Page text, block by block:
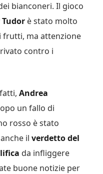
bianconeri. Il gioco
è stato molto
frutti, ma attenzione
contro i
Andrea
un fallo di
rosso è stato
il verdetto del
da infliggere
buone notizie per